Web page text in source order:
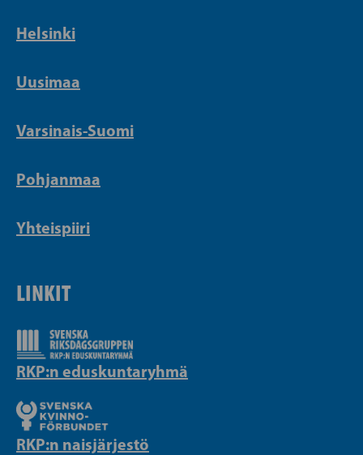
Helsinki
Uusimaa
Varsinais-Suomi
Pohjanmaa
Yhteispiiri
LINKIT
RKP:n eduskuntaryhmä
RKP:n naisjärjestö